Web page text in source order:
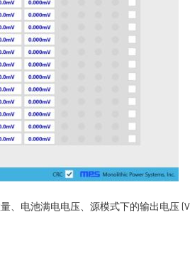
、电池满电电压、源模式下的输出电压 (V